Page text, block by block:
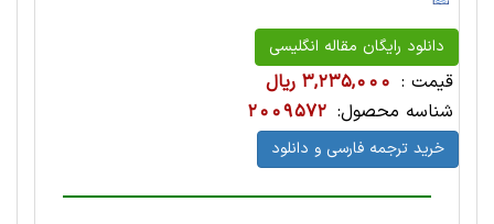
دانلود رایگان مقاله انگلیسی
قیمت : 3,235,000 ریال
شناسه محصول: 2009572
خرید ترجمه فارسی و دانلود